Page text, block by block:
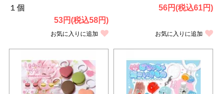
１個
53円(税込58円)
お気に入りに追加
56円(税込61円)
お気に入りに追加